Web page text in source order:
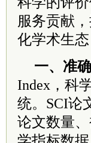
服务贡献
化学术生态
一、准
Index，科
统。SCI论
论文数量